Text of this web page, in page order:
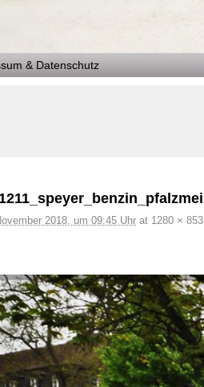
wechseln
& Datenschutz
2018, um 09:45 Uhr at 1280 × 853